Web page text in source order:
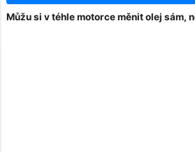
Můžu si v téhle motorce měnit olej sám,